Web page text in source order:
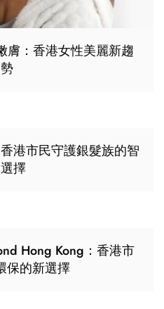
膚：香港女性美麗新趨
勢
港市民守護銀髮族的智
擇
Hong Kong：香港市
保的新選擇